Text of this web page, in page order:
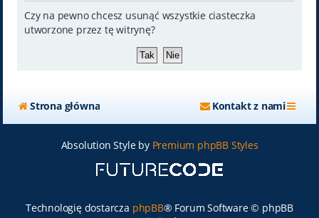
Czy na pewno chcesz usunąć wszystkie ciasteczka
utworzone przez tę witrynę?
Strona główna Kontakt z nami
Absolution Style by Premium phpBB Styles
Technologię dostarcza phpBB® Forum Software © phpBB